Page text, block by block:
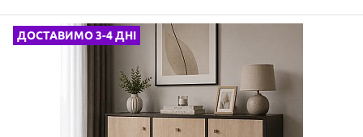
ДОСТАВИМО 3-4 ДНІ